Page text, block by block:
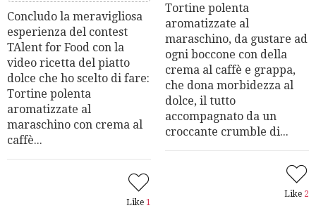
Concludo la meravigliosa
esperienza del contest
TAlent for Food con la
video ricetta del piatto
dolce che ho scelto di fare:
Tortine polenta
aromatizzate al
maraschino con crema al
caffè...
Like 1
Tortine polenta
aromatizzate al
maraschino, da gustare ad
ogni boccone con della
crema al caffè e grappa,
che dona morbidezza al
dolce, il tutto
accompagnato da un
croccante crumble di...
Like 2